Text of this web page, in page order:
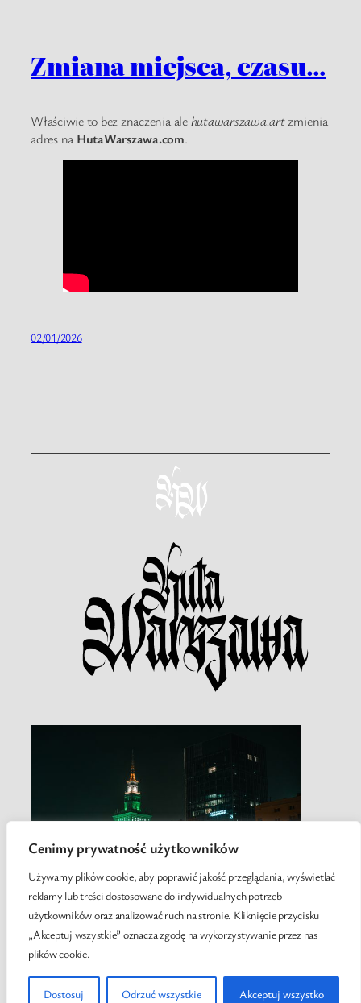
Cenimy prywatność użytkowników
Używamy plików cookie, aby poprawić jakość przeglądania, wyświetlać
reklamy lub treści dostosowane do indywidualnych potrzeb
użytkowników oraz analizować ruch na stronie. Kliknięcie przycisku
„Akceptuj wszystkie” oznacza zgodę na wykorzystywanie przez nas
plików cookie.
Dostosuj Odrzuć wszystkie Akceptuj wszystko
Zmiana miejsca, czasu…
Właściwie to bez znaczenia alehutawarszawa.artzmienia
adres na HutaWarszawa.com.
02/01/2026
Twenty Twenty-Five Designed withWordPress